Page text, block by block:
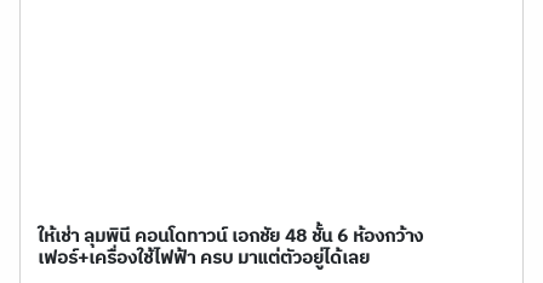
ให้เช่า ลุมพินี คอนโดทาวน์ เอกชัย 48 ชั้น 6 ห้องกว้าง
เฟอร์+เครื่องใช้ไฟฟ้า ครบ มาแต่ตัวอยู่ได้เลย